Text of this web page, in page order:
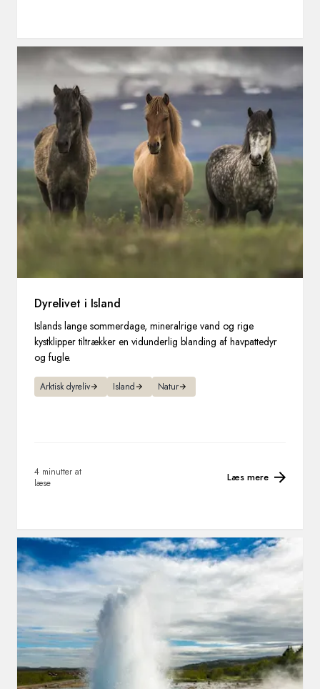
Dyrelivet i Island
Islands lange sommerdage, mineralrige vand og rige
kystklipper tiltrækker en vidunderlig blanding af havpattedyr
og fugle.
Arktisk dyreliv Island Natur
4 minutter at
læse
Læs mere